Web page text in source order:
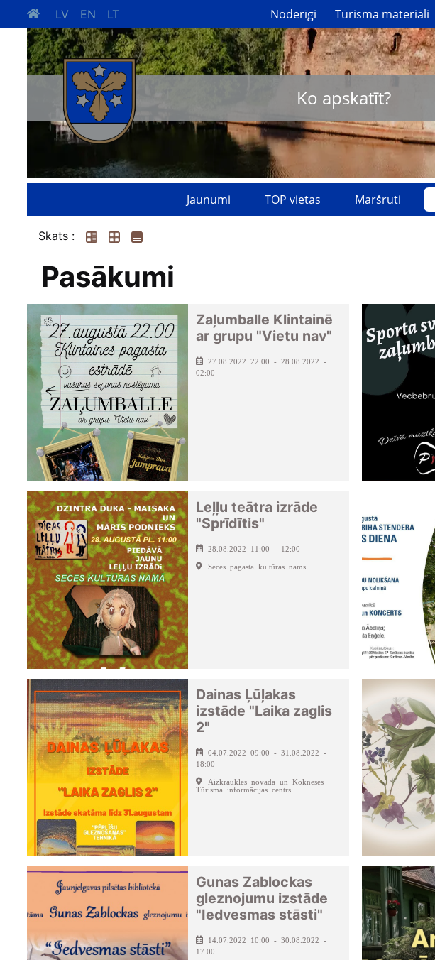
LV EN LT Noderīgi Tūrisma materiāli
Ko apskatīt?
Jaunumi TOP vietas Maršruti
Skats :
Pasākumi
Zaļumballe Klintainē
ar grupu "Vietu nav"
27.08.2022 22:00 - 28.08.2022 -
02:00
Leļļu teātra izrāde
"Sprīdītis"
28.08.2022 11:00 - 12:00
Seces pagasta kultūras nams
Dainas Ļūļakas
izstāde "Laika zaglis
2"
04.07.2022 09:00 - 31.08.2022 -
18:00
Aizkraukles novada un Kokneses
Tūrisma informācijas centrs
Gunas Zablockas
gleznojumu izstāde
"Iedvesmas stāsti"
14.07.2022 10:00 - 30.08.2022 -
17:00